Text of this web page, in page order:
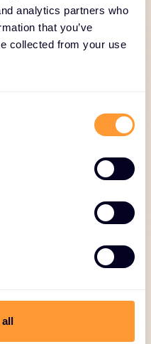
analytics partners who
that you’ve
collected from your use
de crédit-bail,